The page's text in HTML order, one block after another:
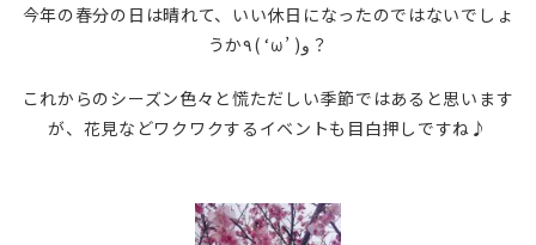
今年の春分の日は晴れて、いい休日になったのではないでしょ
うか٩( ‘ω’ )و？
これからのシーズン色々と慌ただしい季節ではあると思います
が、花見などワクワクするイベントも目白押しですね♪